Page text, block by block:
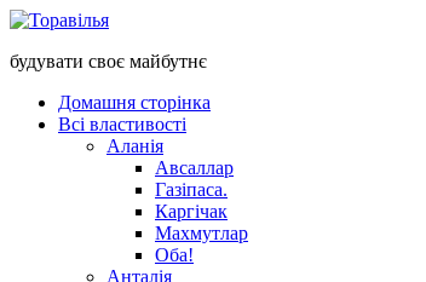
будувати своє майбутнє
Домашня сторінка
Всі властивості
Аланія
Авсаллар
Газіпаса.
Каргічак
Махмутлар
Оба!
Анталія